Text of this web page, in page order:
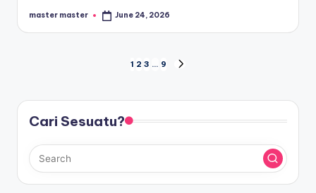
Posted
master master June 24, 2026
pagination
1 2 3 … 9
Cari Sesuatu?